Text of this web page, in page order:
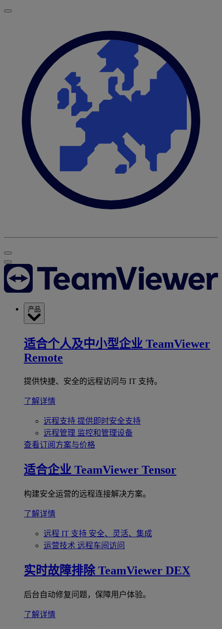
产品
适合个人及中小型企业 TeamViewer
Remote
提供快捷、安全的远程访问与 IT 支持。
了解详情
远程支持 提供即时安全支持
远程管理 监控和管理设备
查看订阅方案与价格
适合企业 TeamViewer Tensor
构建安全运营的远程连接解决方案。
了解详情
远程 IT 支持 安全、灵活、集成
运营技术 远程车间访问
实时故障排除 TeamViewer DEX
后台自动修复问题，保障用户体验。
了解详情